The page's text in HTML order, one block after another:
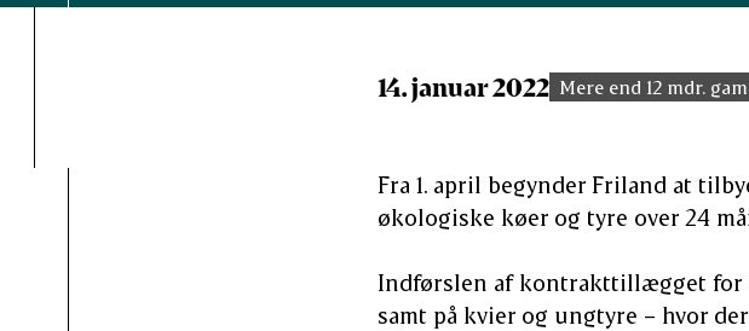
14. januar 2022 Mere end 12 mdr.
Fra 1. april begynder Friland at
økologiske køer og tyre over 24
Indførslen af kontrakttillægget for
samt på kvier og ungtyre – hvor